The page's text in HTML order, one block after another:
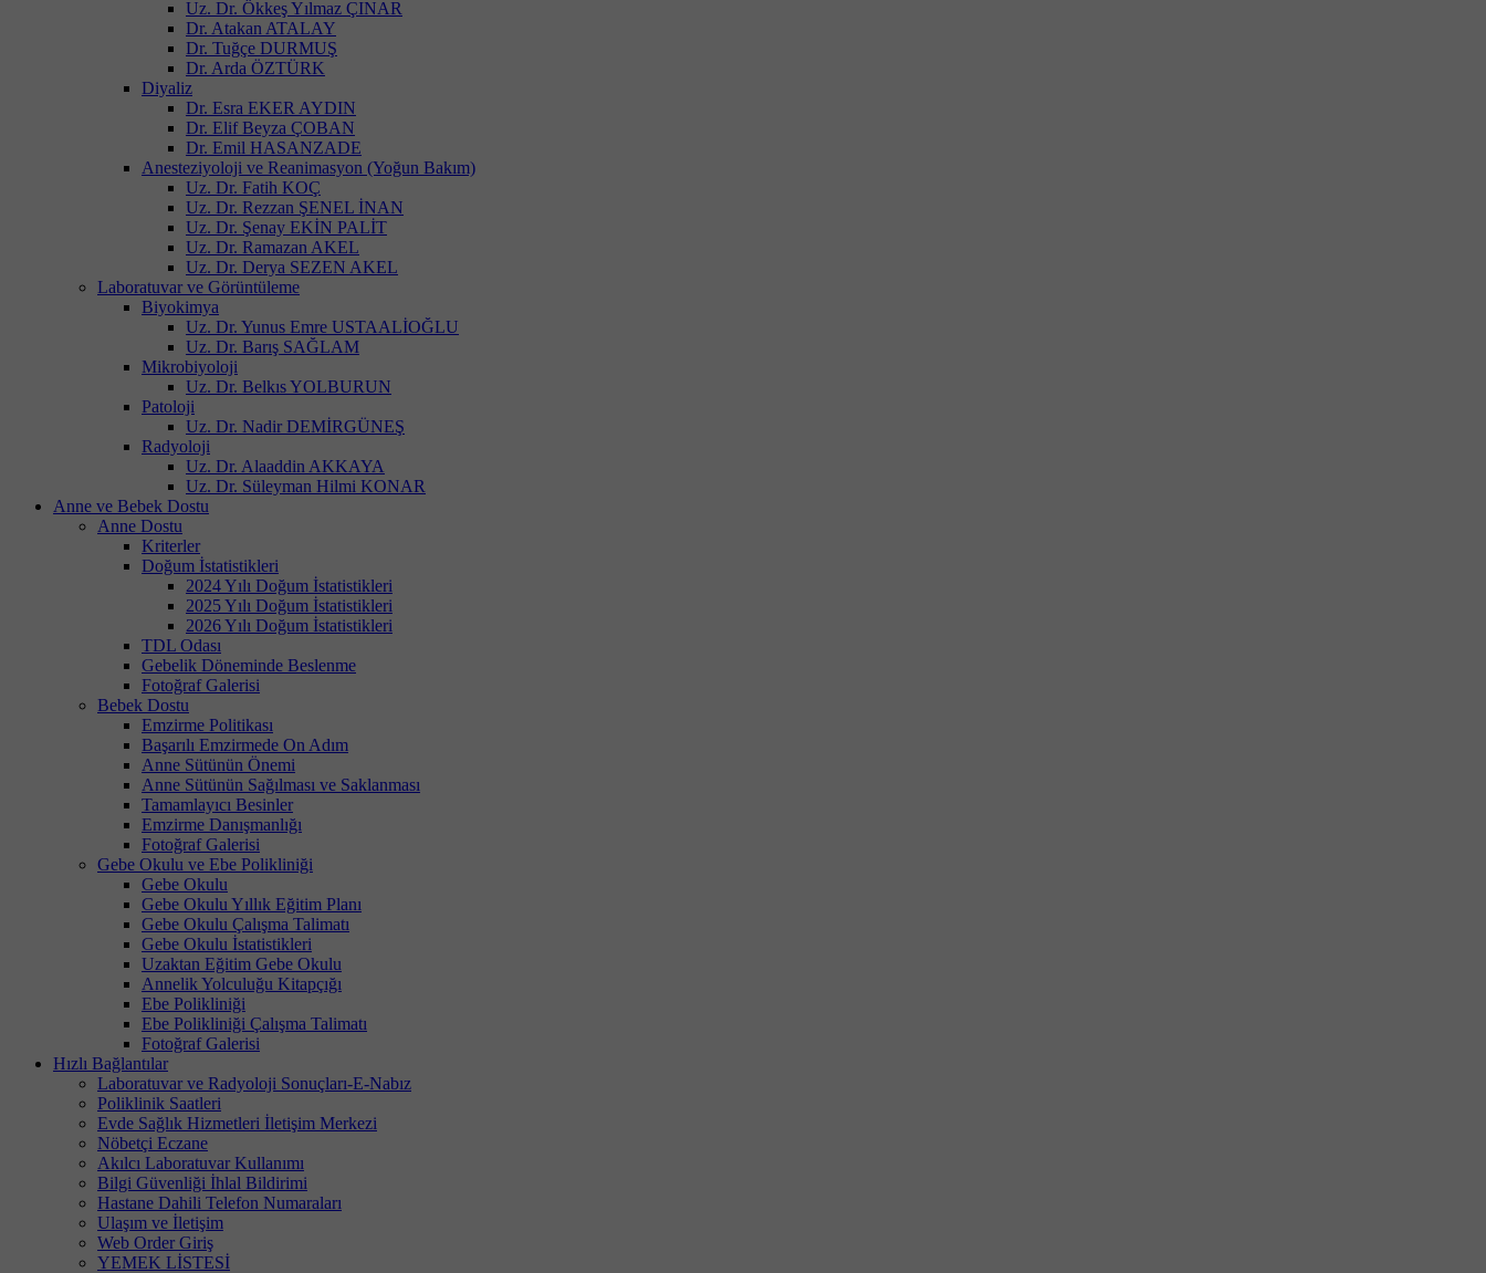
Uz. Dr. Ökkeş Yılmaz ÇINAR
Dr. Atakan ATALAY
Dr. Tuğçe DURMUŞ
Dr. Arda ÖZTÜRK
Diyaliz
Dr. Esra EKER AYDIN
Dr. Elif Beyza ÇOBAN
Dr. Emil HASANZADE
Anesteziyoloji ve Reanimasyon (Yoğun Bakım)
Uz. Dr. Fatih KOÇ
Uz. Dr. Rezzan ŞENEL İNAN
Uz. Dr. Şenay EKİN PALİT
Uz. Dr. Ramazan AKEL
Uz. Dr. Derya SEZEN AKEL
Laboratuvar ve Görüntüleme
Biyokimya
Uz. Dr. Yunus Emre USTAALİOĞLU
Uz. Dr. Barış SAĞLAM
Mikrobiyoloji
Uz. Dr. Belkıs YOLBURUN
Patoloji
Uz. Dr. Nadir DEMİRGÜNEŞ
Radyoloji
Uz. Dr. Alaaddin AKKAYA
Uz. Dr. Süleyman Hilmi KONAR
Anne ve Bebek Dostu
Anne Dostu
Kriterler
Doğum İstatistikleri
2024 Yılı Doğum İstatistikleri
2025 Yılı Doğum İstatistikleri
2026 Yılı Doğum İstatistikleri
TDL Odası
Gebelik Döneminde Beslenme
Fotoğraf Galerisi
Bebek Dostu
Emzirme Politikası
Başarılı Emzirmede On Adım
Anne Sütünün Önemi
Anne Sütünün Sağılması ve Saklanması
Tamamlayıcı Besinler
Emzirme Danışmanlığı
Fotoğraf Galerisi
Gebe Okulu ve Ebe Polikliniği
Gebe Okulu
Gebe Okulu Yıllık Eğitim Planı
Gebe Okulu Çalışma Talimatı
Gebe Okulu İstatistikleri
Uzaktan Eğitim Gebe Okulu
Annelik Yolculuğu Kitapçığı
Ebe Polikliniği
Ebe Polikliniği Çalışma Talimatı
Fotoğraf Galerisi
Hızlı Bağlantılar
Laboratuvar ve Radyoloji Sonuçları-E-Nabız
Poliklinik Saatleri
Evde Sağlık Hizmetleri İletişim Merkezi
Nöbetçi Eczane
Akılcı Laboratuvar Kullanımı
Bilgi Güvenliği İhlal Bildirimi
Hastane Dahili Telefon Numaraları
Ulaşım ve İletişim
Web Order Giriş
YEMEK LİSTESİ